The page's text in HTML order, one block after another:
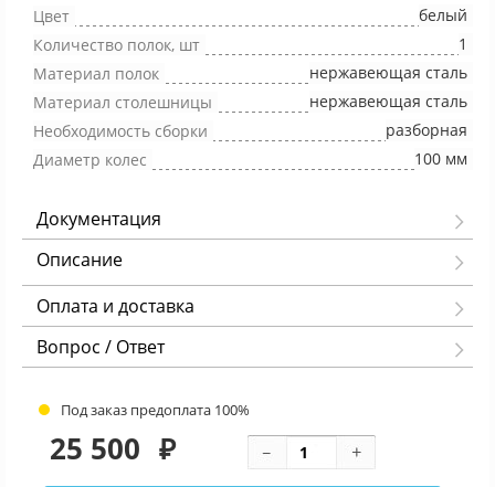
Цвет
белый
Количество полок, шт
1
Материал полок
нержавеющая сталь
Материал столешницы
нержавеющая сталь
Необходимость сборки
разборная
Диаметр колес
100 мм
Документация
Описание
Оплата и доставка
Вопрос / Ответ
Под заказ предоплата 100%
25 500 ₽